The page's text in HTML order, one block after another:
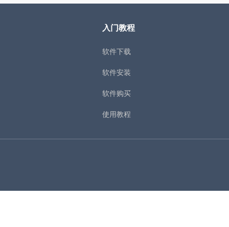
入门教程
软件下载
软件安装
软件购买
使用教程